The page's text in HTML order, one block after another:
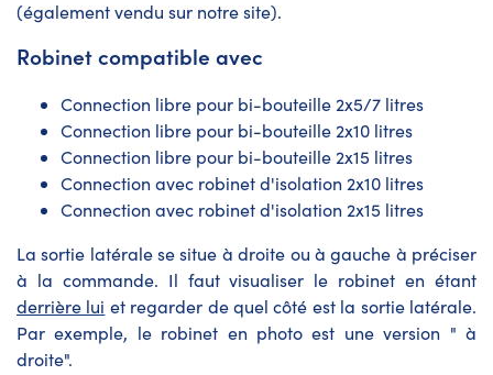
(également vendu sur notre site).
Robinet compatible avec
Connection libre pour bi-bouteille 2x5/7 litres
Connection libre pour bi-bouteille 2x10 litres
Connection libre pour bi-bouteille 2x15 litres
Connection avec robinet d'isolation 2x10 litres
Connection avec robinet d'isolation 2x15 litres
La sortie latérale se situe à droite ou à gauche à préciser
à la commande. Il faut visualiser le robinet en étant
derrière lui et regarder de quel côté est la sortie latérale.
Par exemple, le robinet en photo est une version " à
droite".